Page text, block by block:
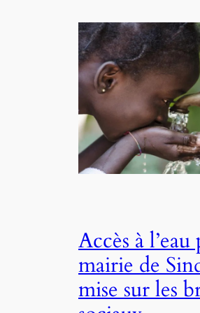
Accès à
mairie de
mise sur les